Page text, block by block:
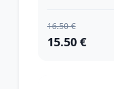
16.50 €
15.50 €